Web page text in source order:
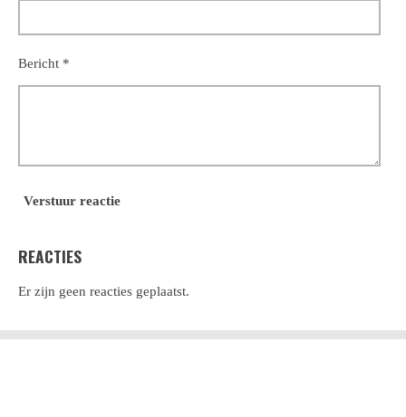
Bericht *
Verstuur reactie
REACTIES
Er zijn geen reacties geplaatst.